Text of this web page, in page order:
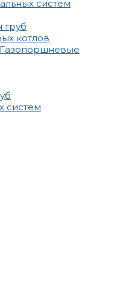
систем
труб
котлов
систем